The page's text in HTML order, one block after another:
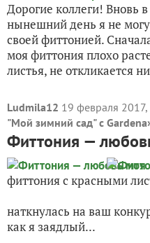
Дорогие коллеги! Вновь
нынешний день я не
своей фиттонией.
моя фиттония плохо
листья, не откликается
Ludmila12 19 февраля
"Мой зимний сад" с Gardena
Фиттония —
фиттония с
наткнулась на ваш
как я заядлый...